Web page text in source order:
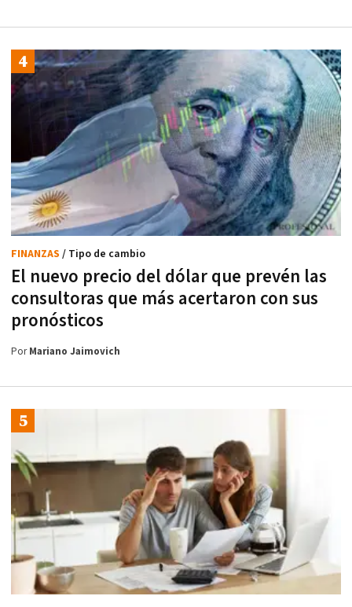
El nuevo precio del dólar que prevén las
consultoras que más acertaron con sus
pronósticos
FINANZAS / Tipo de cambio
PorMariano Jaimovich